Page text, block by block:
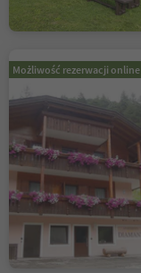
Możliwość rezerwacji online